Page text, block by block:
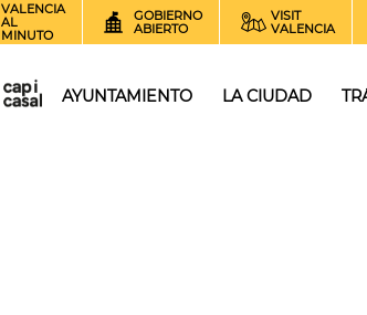
VALENCIA
AL
MINUTO
GOBIERNO
ABIERTO
VISIT
VALENCIA
AYUNTAMIENTO LA CIUDAD